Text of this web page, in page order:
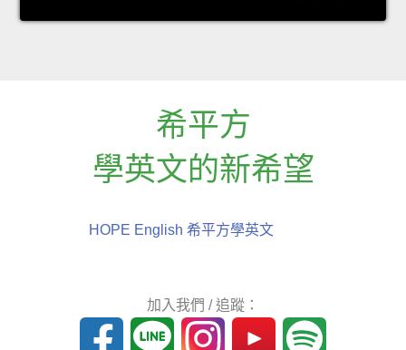
希平方
學英文的新希望
HOPE English 希平方學英文
加入我們 / 追蹤：